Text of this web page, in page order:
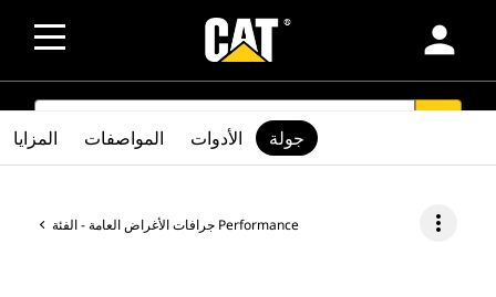
person
SEARCH
جرافات الأغراض العامة - الفئة Performance more_vert
المزايا المواصفات الأدوات جولة